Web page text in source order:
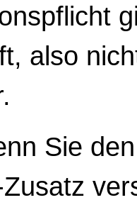
also
Sie